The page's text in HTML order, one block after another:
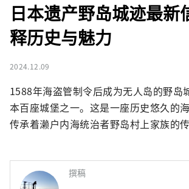
日本遗产野岛城迹最新
释历史与魅力
2024.12.09
1588年海盗管制令后成为无人岛的野岛
本百座城堡之一。这是一座历史悠久的
传承着濑户内海统治者野岛村上家族的传
撰稿